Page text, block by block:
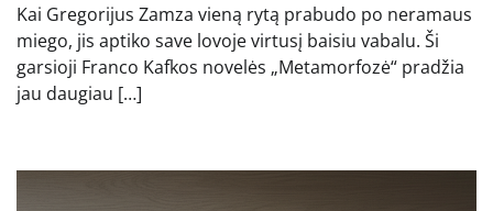
Kai Gregorijus Zamza vieną rytą prabudo po neramaus
miego, jis aptiko save lovoje virtusį baisiu vabalu. Ši
garsioji Franco Kafkos novelės „Metamorfozė“ pradžia
jau daugiau […]